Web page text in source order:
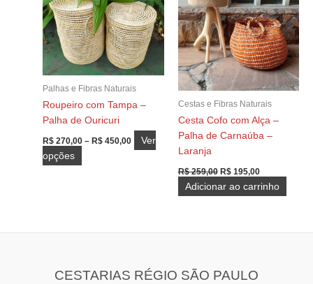
podem
ser
escolhidas
na
página
do
produto
Palhas e Fibras Naturais
Roupeiro com Tampa –
Palha de Ouricuri
R$ 270,00 – R$ 450,00Faixa
de
Ver
opções
As
ser
Cestas e Fibras Naturais
Cesta Cofo com Alça –
Palha de Carnaúba –
Laranja
R$259,00 O
preço
original
R$195,00O
preço
atual
Adicionar ao carrinho
CESTARIAS RÉGIO SÃO PAULO